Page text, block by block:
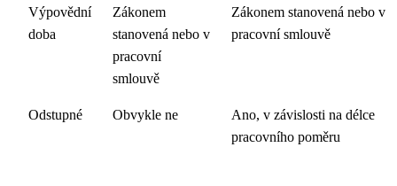
Výpovědní
doba
Zákonem
stanovená nebo v
pracovní
smlouvě
Zákonem stanovená nebo v
pracovní smlouvě
Odstupné Obvykle ne
Ano, v závislosti na délce
pracovního poměru